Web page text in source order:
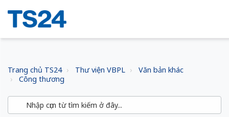
Trang chủ TS24 Thư viện VBPL
Văn bản khác
Công thương